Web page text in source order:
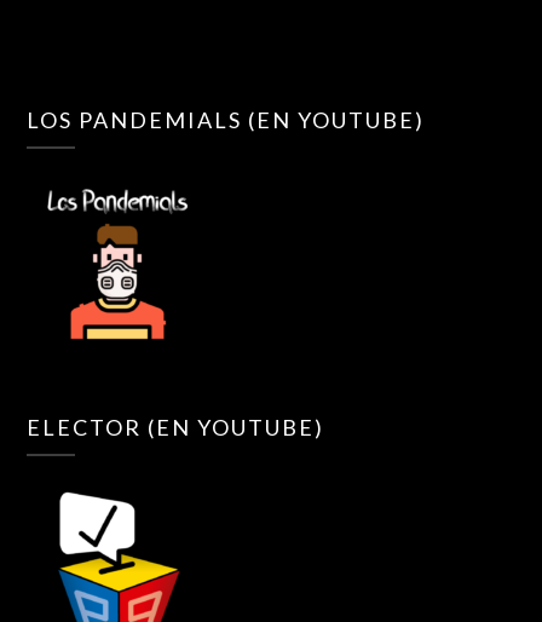
LOS PANDEMIALS (EN YOUTUBE)
ELECTOR (EN YOUTUBE)